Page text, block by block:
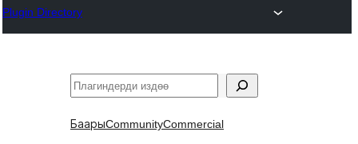
Plugin Directory
Издөө
БаарыCommunityCommercial